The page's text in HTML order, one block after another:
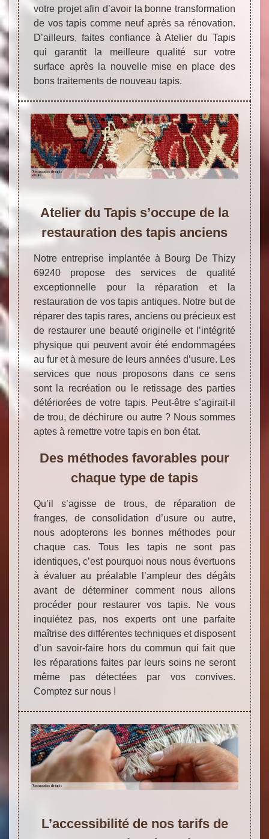
votre projet afin d’avoir la bonne transformation
de vos tapis comme neuf après sa rénovation.
D’ailleurs, faites confiance à Atelier du Tapis
qui garantit la meilleure qualité sur votre
surface après la nouvelle mise en place des
bons traitements de nouveau tapis.
Atelier du Tapis s’occupe de la
restauration des tapis anciens
Notre entreprise implantée à Bourg De Thizy
69240 propose des services de qualité
exceptionnelle pour la réparation et la
restauration de vos tapis antiques. Notre but de
réparer des tapis rares, anciens ou précieux est
de restaurer une beauté originelle et l’intégrité
physique qui peuvent avoir été endommagées
au fur et à mesure de leurs années d’usure. Les
services que nous proposons dans ce sens
sont la recréation ou le retissage des parties
détériorées de votre tapis. Peut-être s’agirait-il
de trou, de déchirure ou autre ? Nous sommes
aptes à remettre votre tapis en bon état.
Des méthodes favorables pour
chaque type de tapis
Qu’il s’agisse de trous, de réparation de
franges, de consolidation d’usure ou autre,
nous adopterons les bonnes méthodes pour
chaque cas. Tous les tapis ne sont pas
identiques, c’est pourquoi nous nous évertuons
à évaluer au préalable l’ampleur des dégâts
avant de déterminer comment nous allons
procéder pour restaurer vos tapis. Ne vous
inquiétez pas, nos experts ont une parfaite
maîtrise des différentes techniques et disposent
d’un savoir-faire hors du commun qui fait que
les réparations faites par leurs soins ne seront
même pas détectées par vos convives.
Comptez sur nous !
L’accessibilité de nos tarifs de